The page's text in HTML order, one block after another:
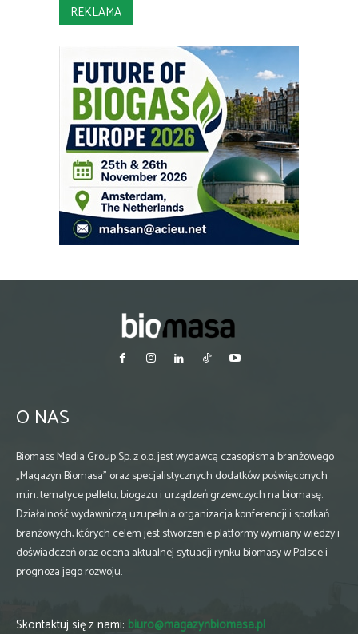
REKLAMA
O NAS
Biomass Media Group Sp. z o.o. jest wydawcą czasopisma branżowego
„Magazyn Biomasa” oraz specjalistycznych dodatków poświęconych
m.in. tematyce pelletu, biogazu i urządzeń grzewczych na biomasę.
Działalność wydawniczą uzupełnia organizacja konferencji i spotkań
branżowych, których celem jest stworzenie platformy wymiany wiedzy i
doświadczeń oraz ocena aktualnej sytuacji rynku biomasy w Polsce i
prognoza jego rozwoju.
Skontaktuj się z nami: biuro@magazynbiomasa.pl